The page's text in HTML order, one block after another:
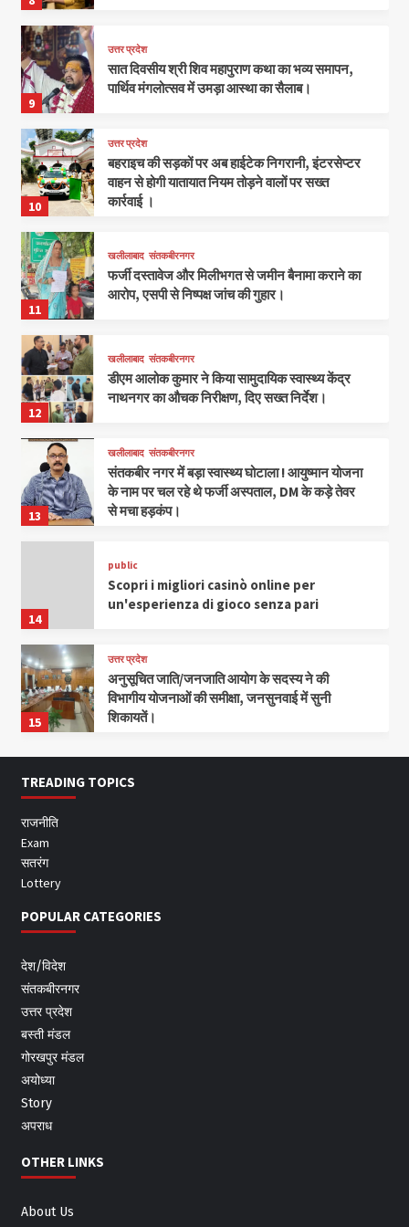
9
उत्तर प्रदेश
सात दिवसीय श्री शिव महापुराण कथा का भव्य समापन,
पार्थिव मंगलोत्सव में उमड़ा आस्था का सैलाब।
10
उत्तर प्रदेश
बहराइच की सड़कों पर अब हाईटेक निगरानी, इंटरसेप्टर
वाहन से होगी यातायात नियम तोड़ने वालों पर सख्त
कार्रवाई ।
11
खलीलाबाद संतकबीरनगर
फर्जी दस्तावेज और मिलीभगत से जमीन बैनामा कराने का
आरोप, एसपी से निष्पक्ष जांच की गुहार।
12
खलीलाबाद संतकबीरनगर
डीएम आलोक कुमार ने किया सामुदायिक स्वास्थ्य केंद्र
नाथनगर का औचक निरीक्षण, दिए सख्त निर्देश।
13
खलीलाबाद संतकबीरनगर
संतकबीर नगर में बड़ा स्वास्थ्य घोटाला ! आयुष्मान योजना
के नाम पर चल रहे थे फर्जी अस्पताल, DM के कड़े तेवर
से मचा हड़कंप।
14
public
Scopri i migliori casinò online per
un'esperienza di gioco senza pari
15
उत्तर प्रदेश
अनुसूचित जाति/जनजाति आयोग के सदस्य ने की
विभागीय योजनाओं की समीक्षा, जनसुनवाई में सुनी
शिकायतें।
TREADING TOPICS
राजनीति
Exam
सतरंग
Lottery
POPULAR CATEGORIES
देश/विदेश
संतकबीरनगर
उत्तर प्रदेश
बस्ती मंडल
गोरखपुर मंडल
अयोध्या
Story
अपराध
OTHER LINKS
About Us